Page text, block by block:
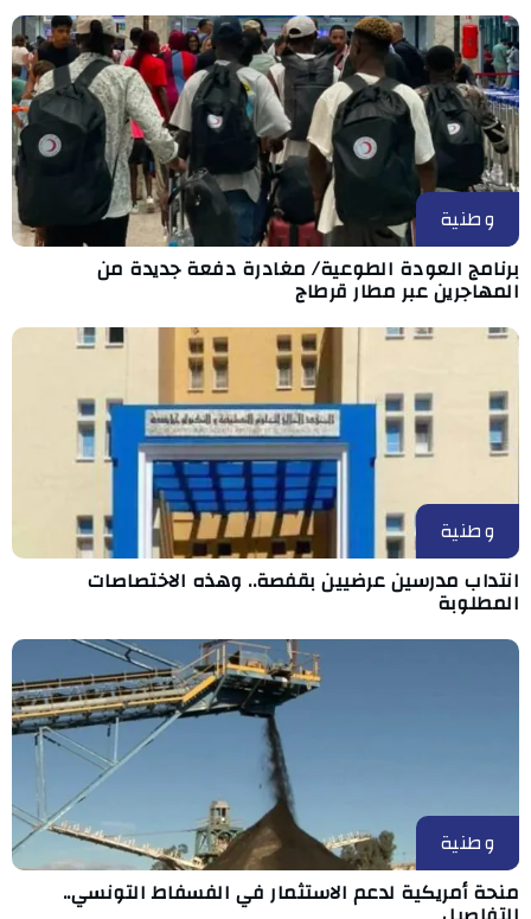
وطنية
برنامج العودة الطوعية/ مغادرة دفعة جديدة من
المهاجرين عبر مطار قرطاج
وطنية
انتداب مدرسين عرضيين بقفصة.. وهذه الاختصاصات
المطلوبة
وطنية
منحة أمريكية لدعم الاستثمار في الفسفاط التونسي..